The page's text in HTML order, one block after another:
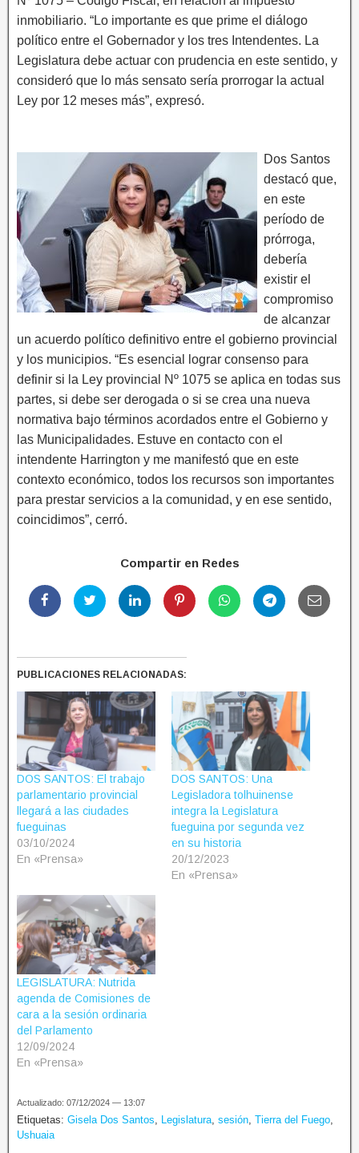
inmobiliario. “Lo importante es que prime el diálogo
político entre el Gobernador y los tres Intendentes. La
Legislatura debe actuar con prudencia en este sentido, y
consideró que lo más sensato sería prorrogar la actual
Ley por 12 meses más”, expresó.
Dos Santos
destacó que,
en este
período de
prórroga,
debería
existir el
compromiso
de alcanzar
un acuerdo político definitivo entre el gobierno provincial
y los municipios. “Es esencial lograr consenso para
definir si la Ley provincial Nº 1075 se aplica en todas sus
partes, si debe ser derogada o si se crea una nueva
normativa bajo términos acordados entre el Gobierno y
las Municipalidades. Estuve en contacto con el
intendente Harrington y me manifestó que en este
contexto económico, todos los recursos son importantes
para prestar servicios a la comunidad, y en ese sentido,
coincidimos”, cerró.
Compartir en Redes
PUBLICACIONES RELACIONADAS:
DOS SANTOS: El trabajo
parlamentario provincial
llegará a las ciudades
fueguinas
03/10/2024
En «Prensa»
DOS SANTOS: Una
Legisladora tolhuinense
integra la Legislatura
fueguina por segunda vez
en su historia
20/12/2023
En «Prensa»
LEGISLATURA: Nutrida
agenda de Comisiones de
cara a la sesión ordinaria
del Parlamento
12/09/2024
En «Prensa»
Actualizado: 07/12/2024 — 13:07
Etiquetas: Gisela Dos Santos Legislatura sesión Tierra del Fuego
Ushuaia